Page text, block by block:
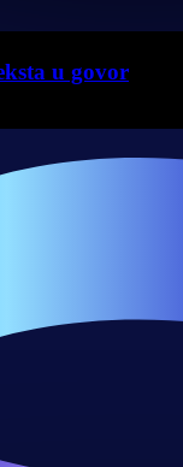
u govor